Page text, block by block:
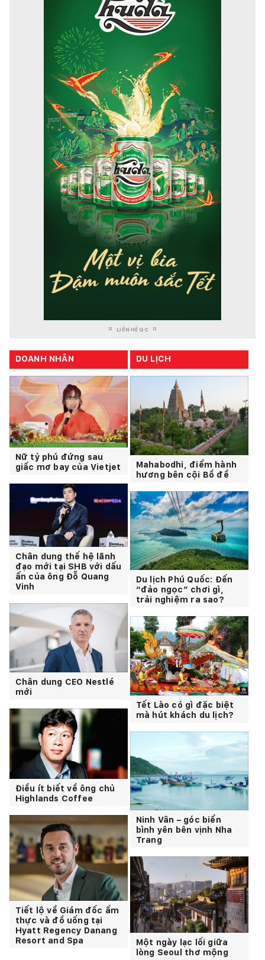
LIÊN HỆ QC
DOANH NHÂN
Nữ tỷ phú đứng sau
giấc mơ bay của Vietjet
Chân dung thế hệ lãnh
đạo mới tại SHB với dấu
ấn của ông Đỗ Quang
Vinh
Chân dung CEO Nestlé
mới
Điều ít biết về ông chủ
Highlands Coffee
Tiết lộ về Giám đốc ẩm
thực và đồ uống tại
Hyatt Regency Danang
Resort and Spa
DU LỊCH
Mahabodhi, điểm hành
hương bên cội Bồ đề
Du lịch Phú Quốc: Đến
“đảo ngọc” chơi gì,
trải nghiệm ra sao?
Tết Lào có gì đặc biệt
mà hút khách du lịch?
Ninh Vân – góc biển
bình yên bên vịnh Nha
Trang
Một ngày lạc lối giữa
lòng Seoul thơ mộng